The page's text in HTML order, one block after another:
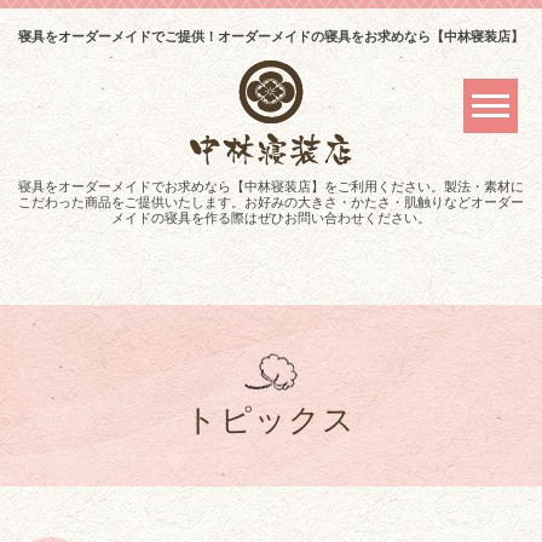
寝具をオーダーメイドでご提供！オーダーメイドの寝具をお求めなら【中林寝装店】
寝具をオーダーメイドでお求めなら【中林寝装店】をご利用ください。製法・素材に
こだわった商品をご提供いたします。お好みの大きさ・かたさ・肌触りなどオーダー
メイドの寝具を作る際はぜひお問い合わせください。
トピックス